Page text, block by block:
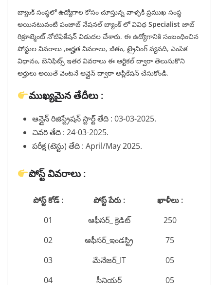
బ్యాంక్ సంస్థలో ఉద్యోగాల కోసం చూస్తున్న వాళ్ళకి ప్రముఖ సంస్థ
అయినటువంటి పంజాబ్ నేషనల్ బ్యాంక్ లో వివిధ Specialist జాబ్
రిక్రూట్మెంట్ నోటిఫికేషన్ విడుదల చేశారు. ఈ ఉద్యోగానికి సంబంధించిన
పోస్టుల వివరాలు ,అర్హత వివరాలు, జీతం, ట్రైనింగ్ వ్యవది, ఎంపిక
విధానం, బెనిఫిట్స్ ఇతర వివరాలు ఈ ఆర్టికల్ ద్వారా తెలుసుకొని
అర్హులు అయితే వెంటనే ఆన్లైన్ ద్వారా అప్లికేషన్ చేసుకోండి.
ముఖ్యమైన తేదీలు :
ఆన్లైన్ రిజిస్ట్రేషన్ స్టార్ట్ తేది : 03-03-2025.
చివరి తేది : 24-03-2025.
పరీక్ష (టెస్టు) తేది : April/May 2025.
పోస్ట్ వివరాలు :
పోస్ట్ కోడ్ : పోస్ట్ పేరు :
ఖాళీలు :
01
ఆఫీసర్_ క్రెడిట్
250
02
ఆఫీసర్_ఇండస్ట్రి
75
03
మేనేజర్_IT
05
04
సీనియర్
05